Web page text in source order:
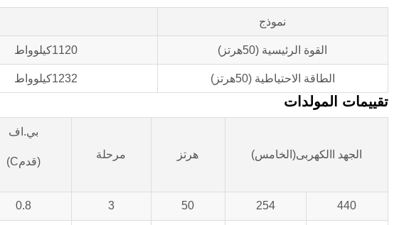
نموذج
القوة الرئيسية (50هرتز) 1120كيلوواط
الطاقة الاحتياطية (50هرتز) 1232كيلوواط
تقييمات المولدات
الجهد االكهربى(الخامس) هرتز مرحلة
بي.اف
(قدمC)
440
254
50
3
0.8